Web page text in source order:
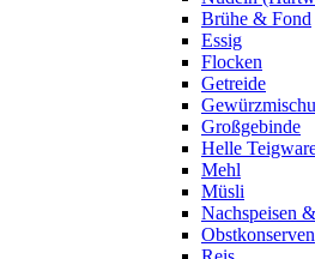
Brühe & Fond
Essig
Flocken
Getreide
Großgebinde
Helle
Mehl
Müsli
Nachspeisen
Obstkonserven